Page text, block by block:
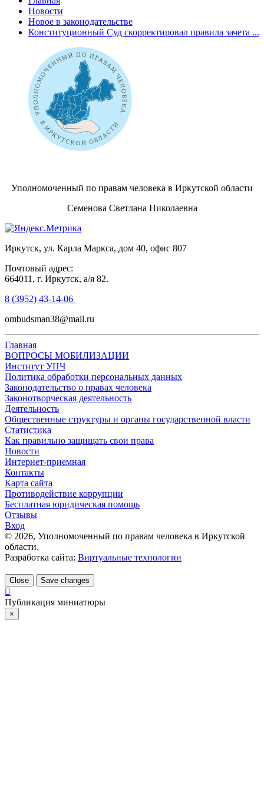
Новости
Новое в законодательстве
Конституционный Суд скорректировал правила зачета ...
Уполномоченный по правам человека в Иркутской области
Семенова Светлана Николаевна
Иркутск, ул. Карла Маркса, дом 40, офис 807
Почтовый адрес:
664011, г. Иркутск, а/я 82.
8 (3952) 43-14-06
ombudsman38@mail.ru
Главная
ВОПРОСЫ МОБИЛИЗАЦИИ
Институт УПЧ
Политика обработки персональных данных
Законодательство о правах человека
Законотворческая деятельность
Деятельность
Общественные структуры и органы государственной власти
Статистика
Как правильно защищать свои права
Новости
Интернет-приемная
Контакты
Карта сайта
Противодействие коррупции
Бесплатная юридическая помощь
Отзывы
Вход
© 2026, Уполномоченный по правам человека в Иркутской
области.
Разработка сайта: Виртуальные технологии
Close Save changes
Публикация миниатюры
×